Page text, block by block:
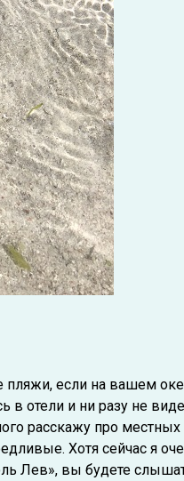
пляжи, если на вашем
в отели и ни разу не
расскажу про местных
Хотя сейчас я
Лев», вы будете